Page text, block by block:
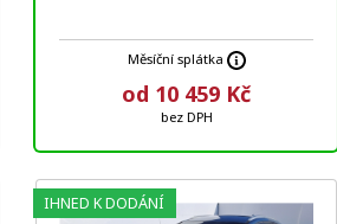
Měsíční splátka
od 10 459 Kč
bez DPH
Oblíbené
PorovnatIHNED K DODÁNÍ